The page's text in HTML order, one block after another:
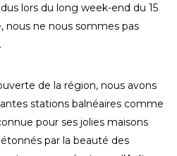
lors du long week-end du 15
nous ne nous sommes pas
de la région, nous avons
stations balnéaires comme
pour ses jolies maisons
par la beauté des